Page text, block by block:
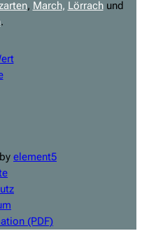
, March, Lörrachund
.
element5
(PDF)